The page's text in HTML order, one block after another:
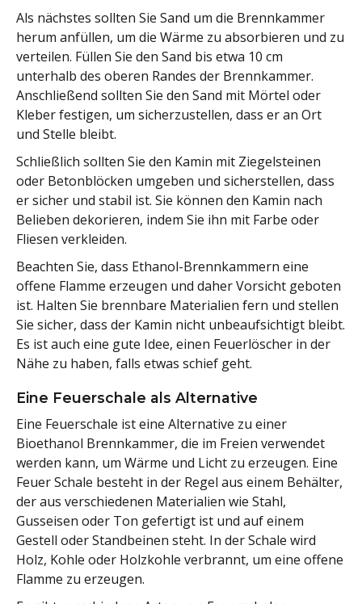
Als nächstes sollten Sie Sand um die Brennkammer
herum anfüllen, um die Wärme zu absorbieren und zu
verteilen. Füllen Sie den Sand bis etwa 10 cm
unterhalb des oberen Randes der Brennkammer.
Anschließend sollten Sie den Sand mit Mörtel oder
Kleber festigen, um sicherzustellen, dass er an Ort
und Stelle bleibt.
Schließlich sollten Sie den Kamin mit Ziegelsteinen
oder Betonblöcken umgeben und sicherstellen, dass
er sicher und stabil ist. Sie können den Kamin nach
Belieben dekorieren, indem Sie ihn mit Farbe oder
Fliesen verkleiden.
Beachten Sie, dass Ethanol-Brennkammern eine
offene Flamme erzeugen und daher Vorsicht geboten
ist. Halten Sie brennbare Materialien fern und stellen
Sie sicher, dass der Kamin nicht unbeaufsichtigt bleibt.
Es ist auch eine gute Idee, einen Feuerlöscher in der
Nähe zu haben, falls etwas schief geht.
Eine Feuerschale als Alternative
Eine Feuerschale ist eine Alternative zu einer
Bioethanol Brennkammer, die im Freien verwendet
werden kann, um Wärme und Licht zu erzeugen. Eine
Feuer Schale besteht in der Regel aus einem Behälter,
der aus verschiedenen Materialien wie Stahl,
Gusseisen oder Ton gefertigt ist und auf einem
Gestell oder Standbeinen steht. In der Schale wird
Holz, Kohle oder Holzkohle verbrannt, um eine offene
Flamme zu erzeugen.